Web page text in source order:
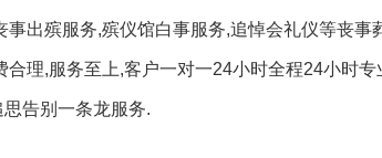
出殡服务,殡仪馆白事服务,追悼会礼仪等丧事
理,服务至上,客户一对一24小时全程24小时
告别一条龙服务.